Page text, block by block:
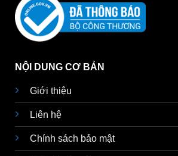
NỘI DUNG CƠ BẢN
Giới thiệu
Liên hệ
Chính sách bảo mật